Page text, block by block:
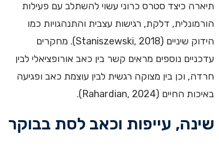
תיארה כיצד סטרס כרוני עשוי להשתלב עם פעילות
הורמונלית, דלקת, רגישות עצבית והתנהגויות כמו
הידוק שיניים (Staniszewski, 2018). מחקרים
עדכניים נוספים מראים קשר בין כאב אורופציאלי לבין
חרדה, וכן בין מצוקה רגשית לבין עוצמת כאב ופגיעה
באיכות החיים (Rahardian, 2024).
שינה, עייפות וכאב לסת בבוקר